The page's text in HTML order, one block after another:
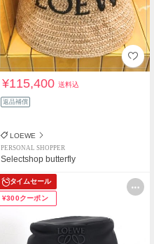
¥115,400送料込
返品補償
LOEWE
PERSONAL SHOPPER
Selectshop butterfly
タイムセール
¥300クーポン